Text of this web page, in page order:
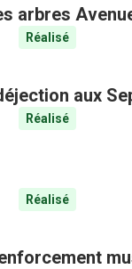
arbres
Réalisé
aux
Réalisé
Réalisé